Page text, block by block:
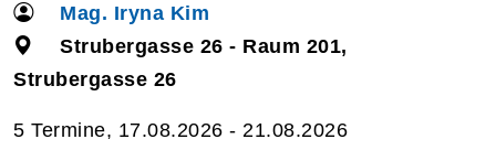
Mag. Iryna Kim
Strubergasse 26 - Raum 201,
Strubergasse 26
5 Termine, 17.08.2026 - 21.08.2026